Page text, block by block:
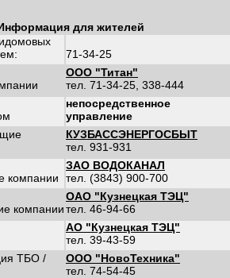
для жителей
71-34-25
ООО "Титан"
тел. 71-34-25, 338-444
непосредственное
управление
КУЗБАССЭНЕРГОСБЫТ
тел. 931-931
компании
ЗАО ВОДОКАНАЛ
тел. (3843) 900-700
компании
ОАО "Кузнецкая ТЭЦ"
тел. 46-94-66
АО "Кузнецкая ТЭЦ"
тел. 39-43-59
ТБО /
ООО "НовоТехника"
тел. 74-54-45